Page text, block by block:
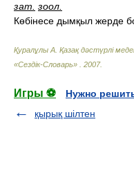
зат. зоол.
Көбінесе дымқыл жерде
Қуралұлы А. Қазақ дәстүрлі
«Сездік-Словарь»
2007.
Игры ⚽
Нужно
қырық шілтен